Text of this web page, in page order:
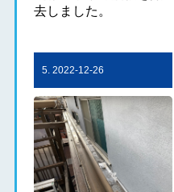
去しました。
5. 2022-12-26